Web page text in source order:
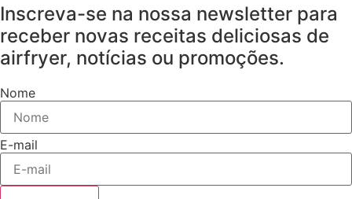
Inscreva-se na nossa newsletter para
receber novas receitas deliciosas de
airfryer, notícias ou promoções.
Nome
E-mail